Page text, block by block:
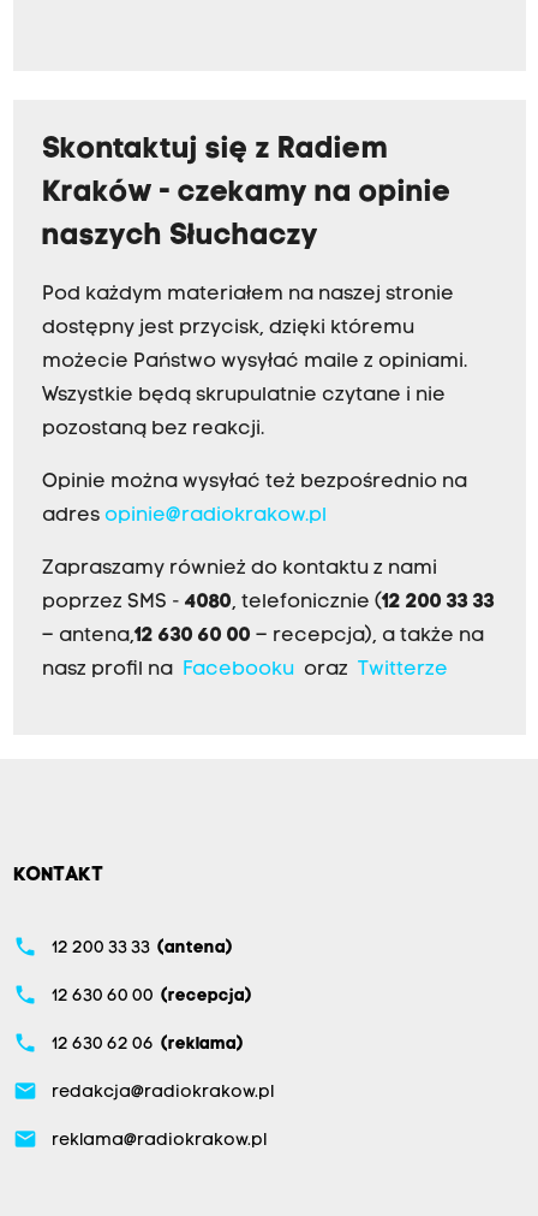
Skontaktuj się z Radiem
Kraków - czekamy na opinie
naszych Słuchaczy
Pod każdym materiałem na naszej stronie
dostępny jest przycisk, dzięki któremu
możecie Państwo wysyłać maile z opiniami.
Wszystkie będą skrupulatnie czytane i nie
pozostaną bez reakcji.
Opinie można wysyłać też bezpośrednio na
adres opinie@radiokrakow.pl
Zapraszamy również do kontaktu z nami
poprzez SMS - 4080, telefonicznie (12 200 33 33
– antena,12 630 60 00 – recepcja), a także na
nasz profil na
Facebookuoraz Twitterze
KONTAKT
phone 12 200 33 33 (antena)
phone 12 630 60 00 (recepcja)
phone 12 630 62 06 (reklama)
email redakcja@radiokrakow.pl
email reklama@radiokrakow.pl